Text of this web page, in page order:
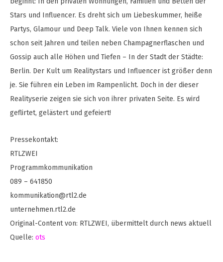
Stars und Influencer. Es dreht sich um Liebeskummer, heiße
Partys, Glamour und Deep Talk. Viele von Ihnen kennen sich
schon seit Jahren und teilen neben Champagnerflaschen und
Gossip auch alle Höhen und Tiefen – In der Stadt der Städte:
Berlin. Der Kult um Realitystars und Influencer ist größer denn
je. Sie führen ein Leben im Rampenlicht. Doch in der dieser
Realityserie zeigen sie sich von ihrer privaten Seite. Es wird
geflirtet, gelästert und gefeiert!
Pressekontakt:
RTLZWEI
Programmkommunikation
089 – 641850
kommunikation@rtl2.de
unternehmen.rtl2.de
Original-Content von: RTLZWEI, übermittelt durch news aktuell
Quelle: ots